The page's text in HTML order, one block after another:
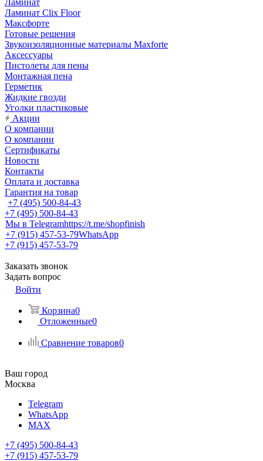
Ламинат
Ламинат Clix Floor
Максфорте
Готовые решения
Звукоизоляционные материалы Maxforte
Аксессуары
Пистолеты для пены
Монтажная пена
Герметик
Жидкие гвозди
Уголки пластиковые
Акции
О компании
О компании
Сертификаты
Новости
Контакты
Оплата и доставка
Гарантия на товар
+7 (495) 500-84-43
+7 (495) 500-84-43
Мы в Telegramhttps://t.me/shopfinish
+7 (915) 457-53-79WhatsApp
+7 (915) 457-53-79
Заказать звонок
Задать вопрос
Войти
Корзина0
Отложенные0
Сравнение товаров0
Ваш город
Москва
Telegram
WhatsApp
MAX
+7 (495) 500-84-43
+7 (915) 457-53-79